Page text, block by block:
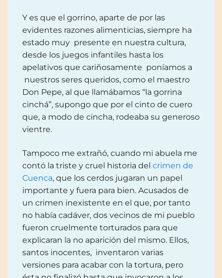
Y es que el gorrino, aparte de por las
evidentes razones alimenticias, siempre ha
estado muy presente en nuestra cultura,
desde los juegos infantiles hasta los
apelativos que cariñosamente poníamos a
nuestros seres queridos, como el maestro
Don Pepe, al que llamábamos “la gorrina
cinchá”, supongo que por el cinto de cuero
que, a modo de cincha, rodeaba su generoso
vientre.
Tampoco me extrañó, cuando mi abuela me
contó la triste y cruel historia del crimen de
Cuenca, que los cerdos jugaran un papel
importante y fuera para bien. Acusados de
un crimen inexistente en el que, por tanto
no había cadáver, dos vecinos de mi pueblo
fueron cruelmente torturados para que
explicaran la no aparición del mismo. Ellos,
santos inocentes, inventaron varias
versiones para acabar con la tortura, pero